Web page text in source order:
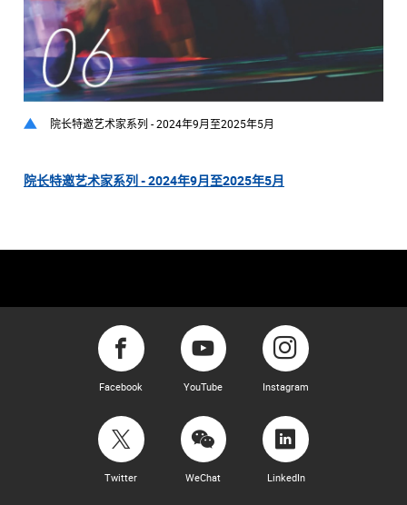
院长特邀艺术家系列 - 2024年9月至2025年5月
院长特邀艺术家系列 - 2024年9月至2025年5月
Facebook YouTube Instagram
Twitter WeChat LinkedIn